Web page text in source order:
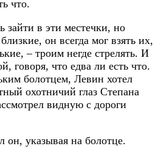
что.
зайти в эти местечки, но
он всегда мог взять их,
– троим негде стрелять. И
говоря, что едва ли есть что.
болотцем, Левин хотел
охотничий глаз Степана
видную с дороги
он, указывая на болотце.